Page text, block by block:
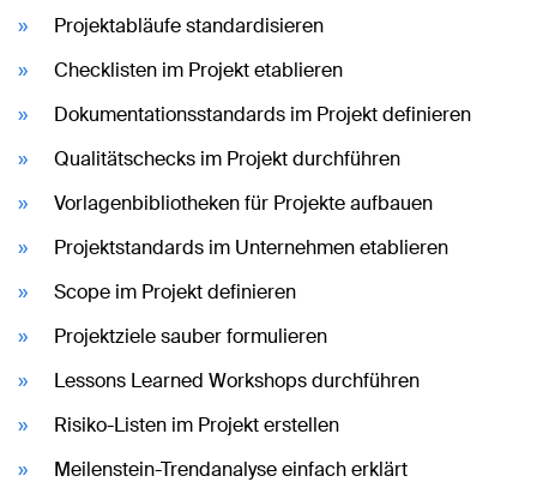
Projektabläufe standardisieren
Checklisten im Projekt etablieren
Dokumentationsstandards im Projekt definieren
Qualitätschecks im Projekt durchführen
Vorlagenbibliotheken für Projekte aufbauen
Projektstandards im Unternehmen etablieren
Scope im Projekt definieren
Projektziele sauber formulieren
Lessons Learned Workshops durchführen
Risiko-Listen im Projekt erstellen
Meilenstein-Trendanalyse einfach erklärt